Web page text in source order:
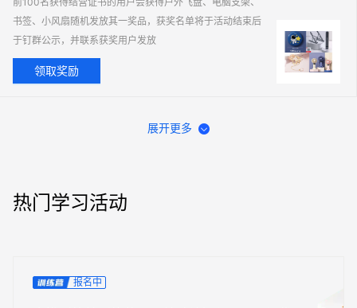
书签、小风扇随机发放其一奖品，获奖名单将于活动结束后
于钉群公示，并联系获奖用户发放
领取奖励
展开更多
热门学习活动
报名中